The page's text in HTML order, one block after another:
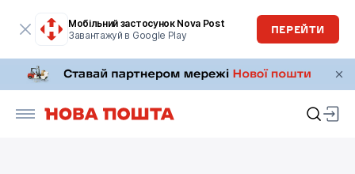
Мобільний застосунок Nova Post
Завантажуй в Google Play
ПЕРЕЙТИ